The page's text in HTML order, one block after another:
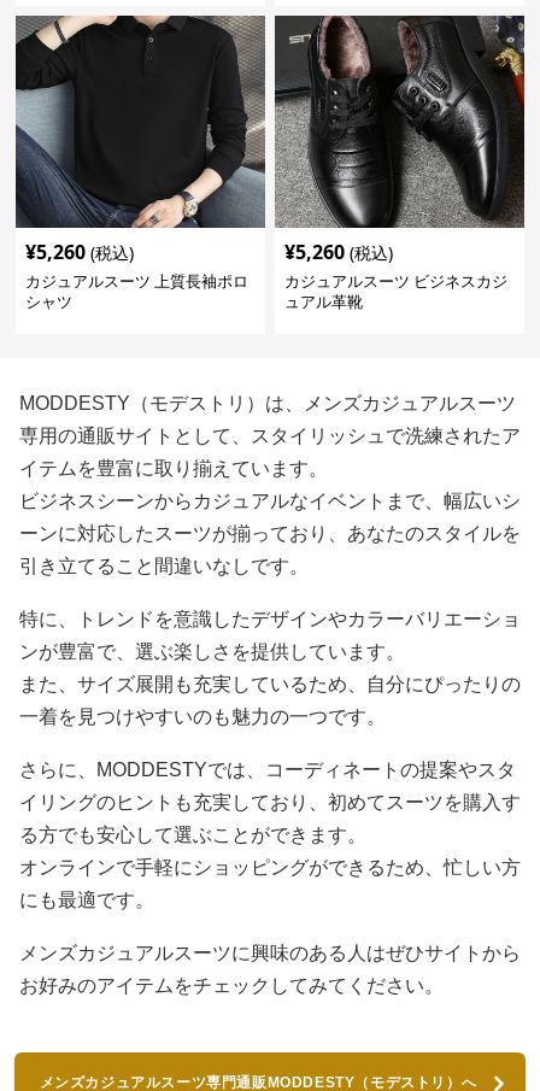
¥5,260 (税込)
カジュアルスーツ 上質長袖ポロ
シャツ
¥5,260 (税込)
カジュアルスーツ ビジネスカジ
ュアル革靴
MODDESTY（モデストリ）は、メンズカジュアルスーツ
専用の通販サイトとして、スタイリッシュで洗練されたア
イテムを豊富に取り揃えています。
ビジネスシーンからカジュアルなイベントまで、幅広いシ
ーンに対応したスーツが揃っており、あなたのスタイルを
引き立てること間違いなしです。
特に、トレンドを意識したデザインやカラーバリエーショ
ンが豊富で、選ぶ楽しさを提供しています。
また、サイズ展開も充実しているため、自分にぴったりの
一着を見つけやすいのも魅力の一つです。
さらに、MODDESTYでは、コーディネートの提案やスタ
イリングのヒントも充実しており、初めてスーツを購入す
る方でも安心して選ぶことができます。
オンラインで手軽にショッピングができるため、忙しい方
にも最適です。
メンズカジュアルスーツに興味のある人はぜひサイトから
お好みのアイテムをチェックしてみてください。
メンズカジュアルスーツ専門通販MODDESTY（モデストリ）へ